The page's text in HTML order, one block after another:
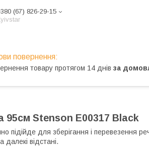
(67) 826-29-15
товару протягом 14 днів за
95см Stenson E00317 Black
підійде для зберігання і перевезення
відстані.